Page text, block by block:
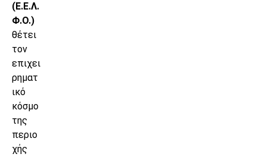
(Ε.Ε.Λ.
Φ.Ο.)
θέτει
τον
επιχει
ρηματ
ικό
κόσμο
της
περιο
χής